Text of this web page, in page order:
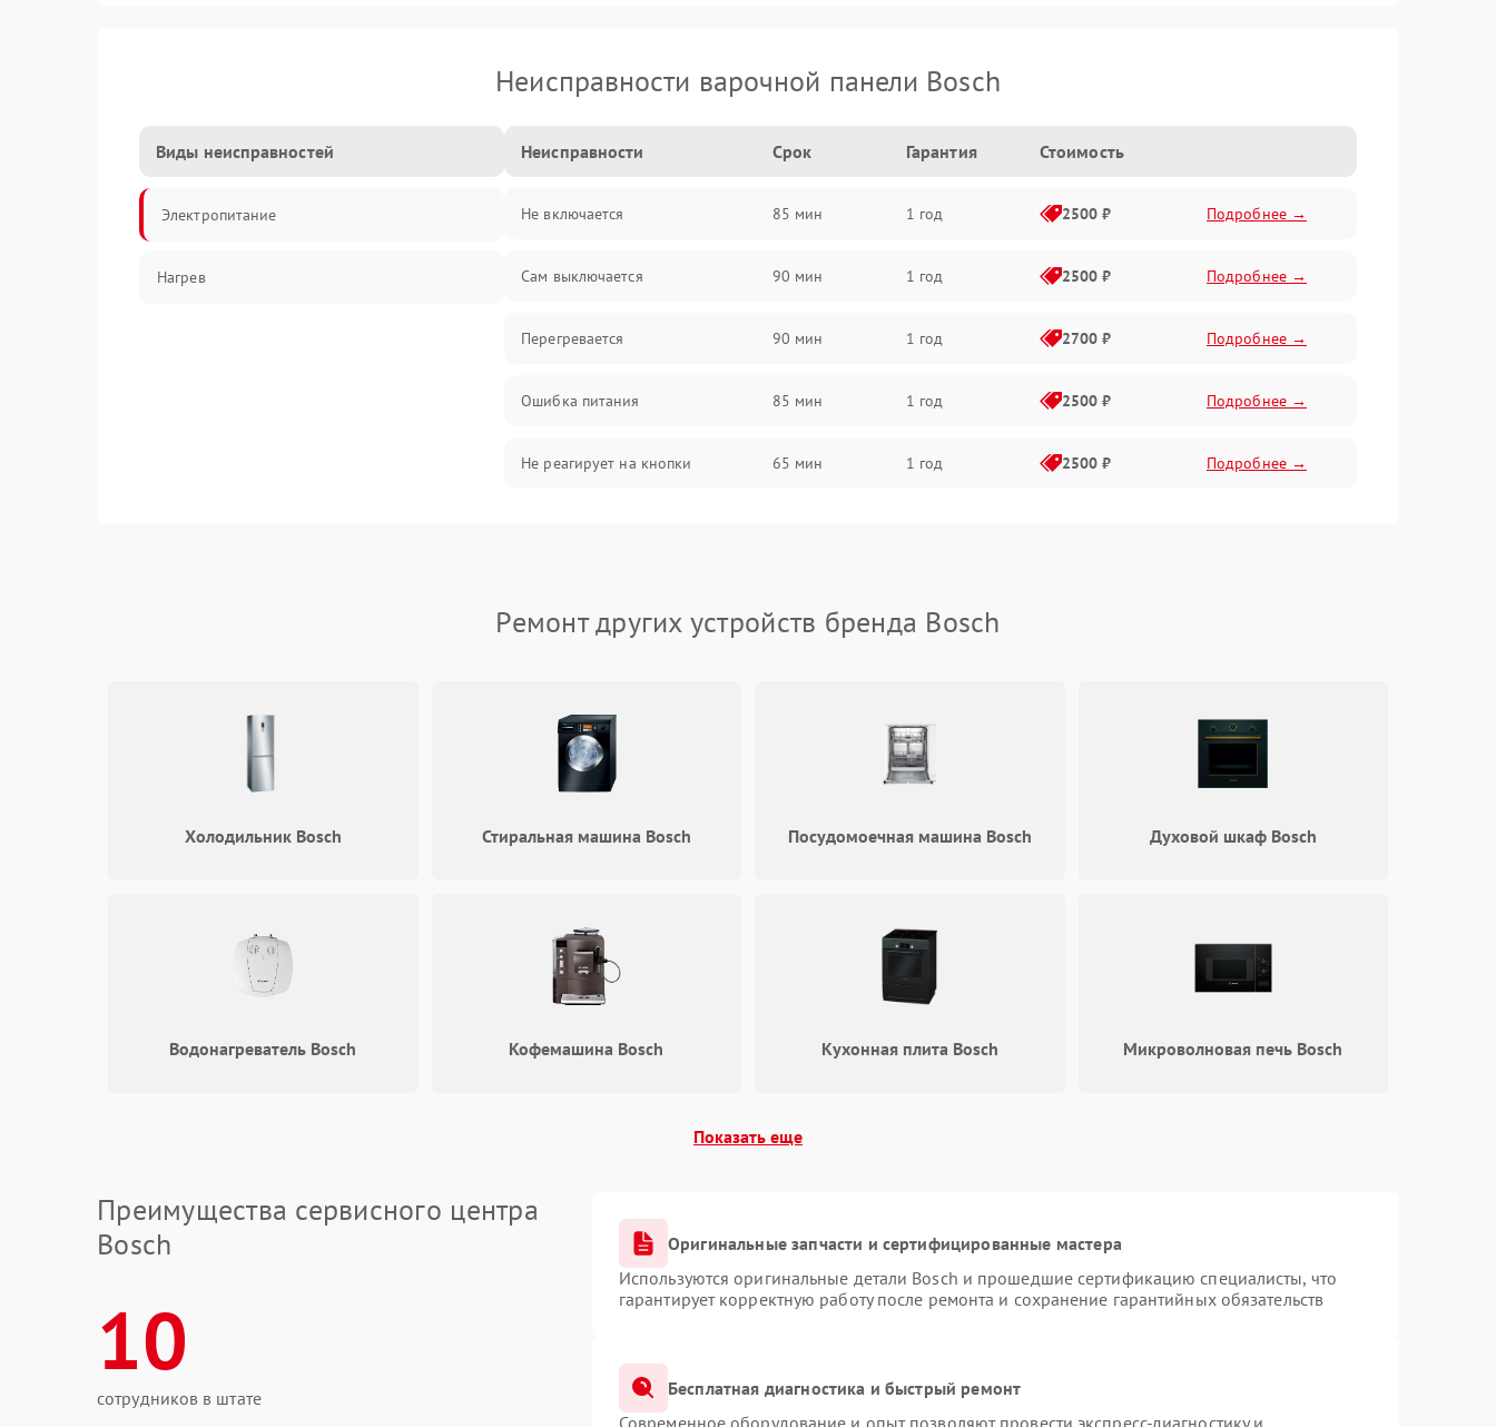
Неисправности варочной панели Bosch
Виды неисправностей
Электропитание
Нагрев
Неисправности Срок Гарантия Стоимость
Не включается 85 мин 1 год 2500 ₽ Подробнее →
Сам выключается 90 мин 1 год 2500 ₽ Подробнее →
Перегревается 90 мин 1 год 2700 ₽ Подробнее →
Ошибка питания 85 мин 1 год 2500 ₽ Подробнее →
Не реагирует на кнопки 65 мин 1 год 2500 ₽ Подробнее →
Ремонт других устройств бренда Bosch
Холодильник Bosch Стиральная машина Bosch Посудомоечная машина Bosch Духовой шкаф Bosch
Водонагреватель Bosch Кофемашина Bosch Кухонная плита Bosch Микроволновая печь Bosch
Показать еще
Преимущества сервисного центра
Bosch
10
сотрудников в штате
Оригинальные запчасти и сертифицированные мастера
Используются оригинальные детали Bosch и прошедшие сертификацию специалисты, что
гарантирует корректную работу после ремонта и сохранение гарантийных обязательств
Бесплатная диагностика и быстрый ремонт
Современное оборудование и опыт позволяют провести экспресс-диагностику и